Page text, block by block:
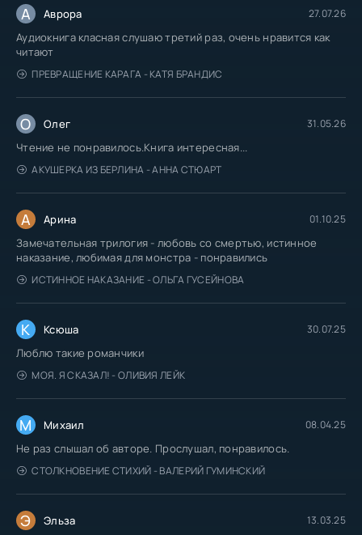
А Аврора 27.07.26
Аудиокнига класная слушаю третий раз, очень нравится как
читают
ПРЕВРАЩЕНИЕ КАРАГА - КАТЯ БРАНДИС
О Олег 31.05.26
Чтение не понравилось.Книга интересная...
АКУШЕРКА ИЗ БЕРЛИНА - АННА СТЮАРТ
А Арина 01.10.25
Замечательная трилогия - любовь со смертью, истинное
наказание, любимая для монстра - понравились
ИСТИННОЕ НАКАЗАНИЕ - ОЛЬГА ГУСЕЙНОВА
К Ксюша 30.07.25
Люблю такие романчики
МОЯ. Я СКАЗАЛ! - ОЛИВИЯ ЛЕЙК
М Михаил 08.04.25
Не раз слышал об авторе. Прослушал, понравилось.
СТОЛКНОВЕНИЕ СТИХИЙ - ВАЛЕРИЙ ГУМИНСКИЙ
Э Эльза 13.03.25